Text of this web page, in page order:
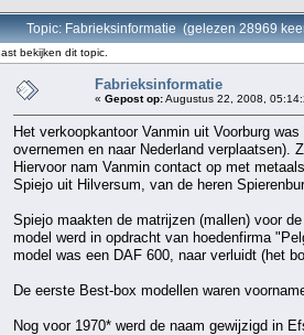
Topic: Fabrieksinformatie (gelezen 28969
bekijken dit topic.
Fabrieksinformatie
« Gepost op:Augustus 22, 2008,
Het verkoopkantoor Vanmin uit Voorburg
overnemen en naar Nederland verplaatsen).
Hiervoor nam Vanmin contact op met
Spiejo uit Hilversum, van de heren
Spiejo maakten de matrijzen (mallen) voor
model werd in opdracht van hoedenfirma
model was een DAF 600, naar verluidt (het
De eerste Best-box modellen waren
Nog voor 1970* werd de naam gewijzigd in